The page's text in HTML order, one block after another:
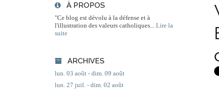
À PROPOS
"Ce blog est dévolu à la défense et à
l'illustration des valeurs catholiques...
Lire la
suite
ARCHIVES
lun. 03 août - dim. 09 août
lun. 27 juil. - dim. 02 août